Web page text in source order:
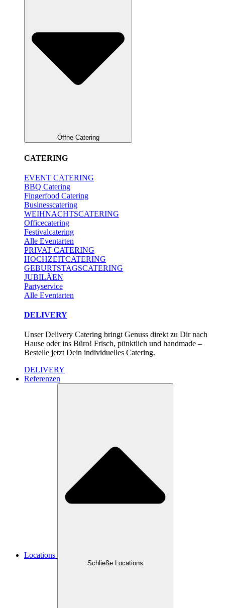
Öffne Catering
CATERING
EVENT CATERING
BBQ Catering
Fingerfood Catering
Businesscatering
WEIHNACHTSCATERING
Officecatering
Festivalcatering
Alle Eventarten
PRIVAT CATERING
HOCHZEITCATERING
GEBURTSTAGSCATERING
JUBILÄEN
Partyservice
Alle Eventarten
DELIVERY
Unser Delivery Catering bringt Genuss direkt zu Dir nach
Hause oder ins Büro! Frisch, pünktlich und handmade –
Bestelle jetzt Dein individuelles Catering.
DELIVERY
Referenzen
Locations
Schließe Locations